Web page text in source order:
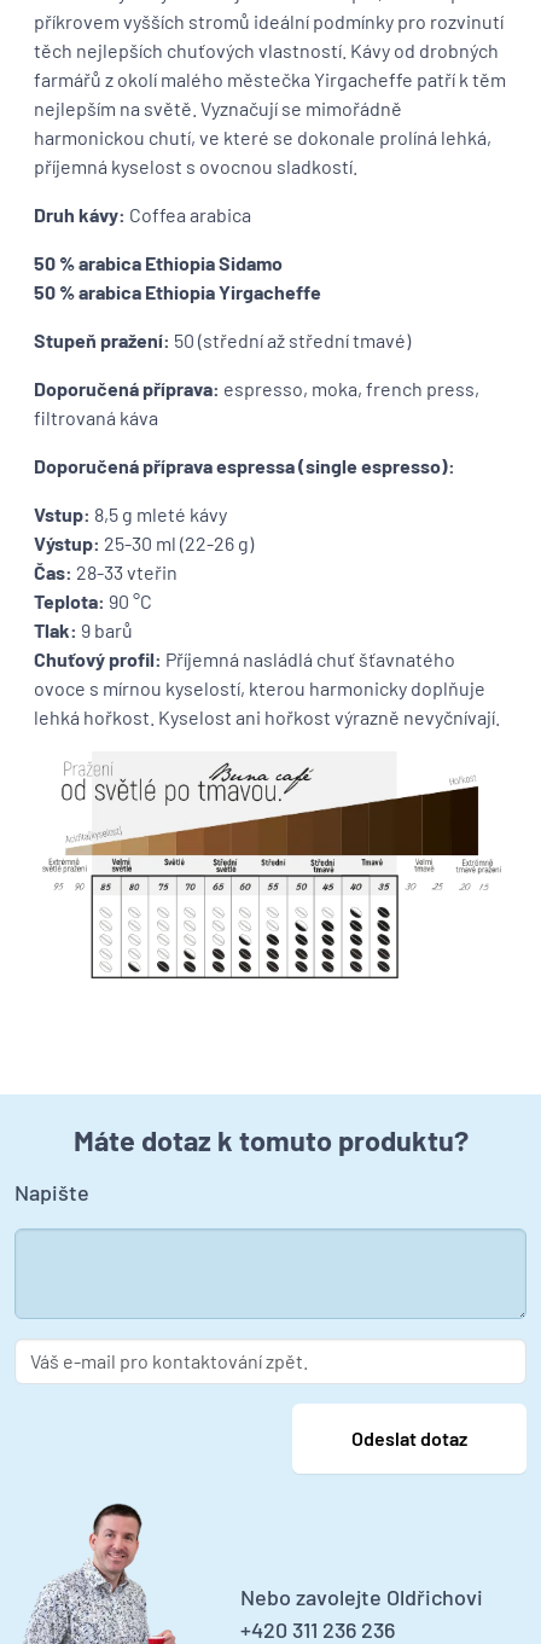
příkrovem vyšších stromů ideální podmínky pro rozvinutí
těch nejlepších chuťových vlastností. Kávy od drobných
farmářů z okolí malého městečka Yirgacheffe patří k těm
nejlepším na světě. Vyznačují se mimořádně
harmonickou chutí, ve které se dokonale prolíná lehká,
příjemná kyselost s ovocnou sladkostí.
Druh kávy: Coffea arabica
50 % arabica Ethiopia Sidamo
50 % arabica Ethiopia Yirgacheffe
Stupeň pražení: 50 (střední až střední tmavé)
Doporučená příprava: espresso, moka, french press,
filtrovaná káva
Doporučená příprava espressa (single espresso):
Vstup: 8,5 g mleté kávy
Výstup: 25-30 ml (22-26 g)
Čas: 28-33 vteřin
Teplota: 90 °C
Tlak: 9 barů
Chuťový profil: Příjemná nasládlá chuť šťavnatého
ovoce s mírnou kyselostí, kterou harmonicky doplňuje
lehká hořkost. Kyselost ani hořkost výrazně nevyčnívají.
Máte dotaz k tomuto produktu?
Nebo zavolejte Oldřichovi
+420 311 236 236
Napište